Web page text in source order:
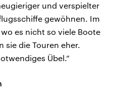
und verspielter
gewöhnen. Im
es nicht so viele Boote
sie die Touren eher.
Übel.“